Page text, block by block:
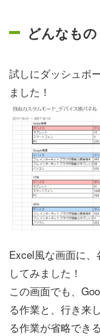
どんなもの
試しにダッシュボ
ました！
Excel風な画面に
してみました！
この画面でも、
る作業と、行き来
る作業が省略でき